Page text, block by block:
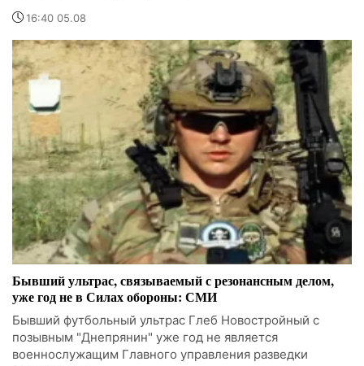
16:40 05.08
Бывший ультрас, связываемый с резонансным делом,
уже год не в Силах обороны: СМИ
Бывший футбольный ультрас Глеб Новостройный с
позывным "Днепрянин" уже год не является
военнослужащим Главного управления разведки